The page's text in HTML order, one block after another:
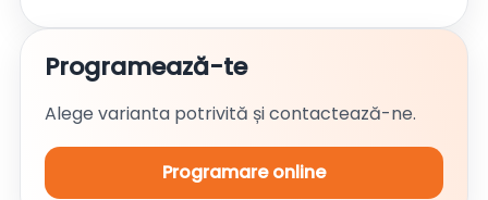
Programează-te
Alege varianta potrivită și contactează-ne.
Programare online